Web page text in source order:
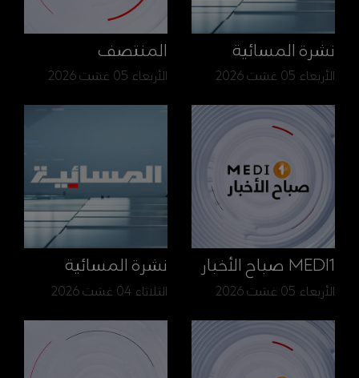
نشرة المسائية
الأربعاء 05 غشت 2026
المنتصف
الأربعاء 05 غشت 2026
MEDI1 صباح الأخبار
الأربعاء 05 غشت 2026
نشرة المسائية
الثلاثاء 04 غشت 2026